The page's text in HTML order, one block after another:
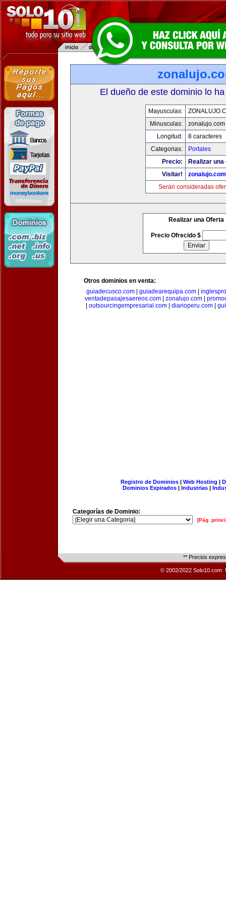
El dueño de este dominio lo
Mayusculas:
Minusculas:
zonalujo.com
Longitud:
8 caracteres
Categorias:
Portales
Precio:
Realizar
Visitar!
zonalujo.com
Serán consideradas
Realizar una Oferta
Precio Ofrecido $
Otros dominios en venta:
guiadecusco.com
guiadearequipa.com
ventadepasajesaereos.com
zonalujo.com
outsourcingempresarial.com| diarioperu.com|
Registro de Dominios| Web Hosting |
Dominios Expirados | Industrias |
Categorías de Dominio:
[Pág.
** Precios
© 2002/2022 Solo10.com